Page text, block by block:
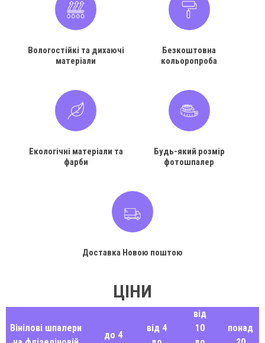
Вологостійкі та дихаючі
матеріали
Безкоштовна
кольоропроба
Екологічні матеріали та
фарби
Будь-який розмір
фотошпалер
Доставка Новою поштою
ЦІНИ
Вінілові шпалери
до 4
від 4
від
10
понад